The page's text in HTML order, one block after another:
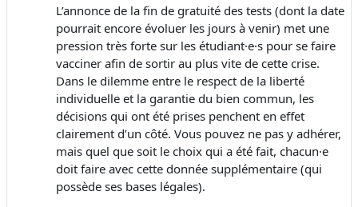
L’annonce de la fin de gratuité des tests (dont la date
pourrait encore évoluer les jours à venir) met une
pression très forte sur les étudiant·e·s pour se faire
vacciner afin de sortir au plus vite de cette crise.
Dans le dilemme entre le respect de la liberté
individuelle et la garantie du bien commun, les
décisions qui ont été prises penchent en effet
clairement d’un côté. Vous pouvez ne pas y adhérer,
mais quel que soit le choix qui a été fait, chacun·e
doit faire avec cette donnée supplémentaire (qui
possède ses bases légales).